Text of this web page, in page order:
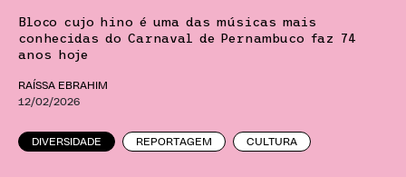
Bloco cujo hino é uma das músicas mais
conhecidas do Carnaval de Pernambuco faz 74
anos hoje
RAÍSSA EBRAHIM
12/02/2026
DIVERSIDADE REPORTAGEM CULTURA